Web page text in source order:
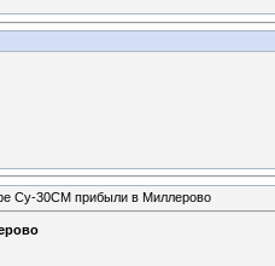
Су-30СМ прибыли в Миллерово